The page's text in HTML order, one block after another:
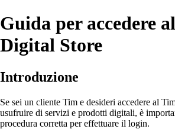
Guida per accedere
Digital Store
Introduzione
Se sei un cliente Tim e desideri accedere al
usufruire di servizi e prodotti digitali, è
procedura corretta per effettuare il login.